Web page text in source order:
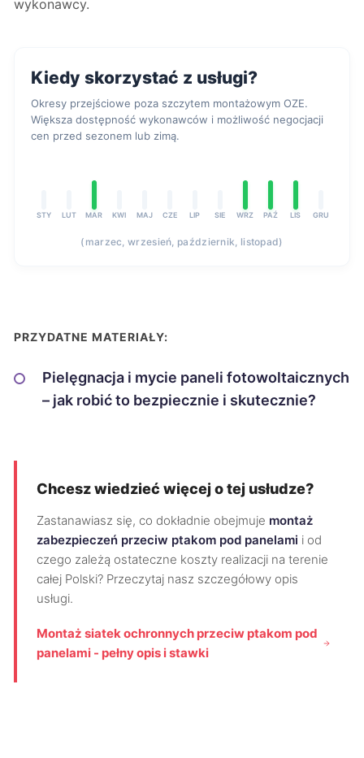
wykonawcy.
Kiedy skorzystać z usługi?
Okresy przejściowe poza szczytem montażowym OZE.
Większa dostępność wykonawców i możliwość negocjacji
cen przed sezonem lub zimą.
STY LUT MAR KWI MAJ CZE LIP SIE WRZ PAŹ LIS GRU
(marzec, wrzesień, październik, listopad)
PRZYDATNE MATERIAŁY:
Pielęgnacja i mycie paneli fotowoltaicznych
– jak robić to bezpiecznie i skutecznie?
Chcesz wiedzieć więcej o tej usłudze?
Zastanawiasz się, co dokładnie obejmuje montaż
zabezpieczeń przeciw ptakom pod panelami i od
czego zależą ostateczne koszty realizacji na terenie
całej Polski? Przeczytaj nasz szczegółowy opis
usługi.
Montaż siatek ochronnych przeciw ptakom pod
panelami - pełny opis i stawki